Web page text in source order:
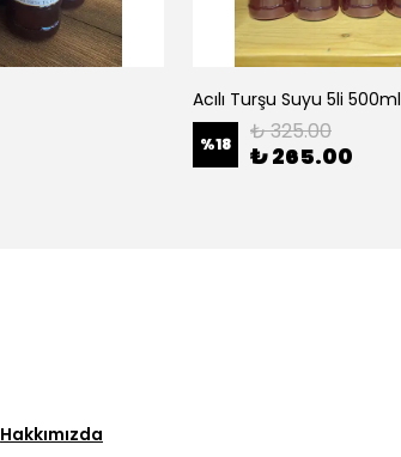
Acılı Turşu Suyu 5li 500ml
%18 ₺ 325.00
₺ 265.00
Hakkımızda